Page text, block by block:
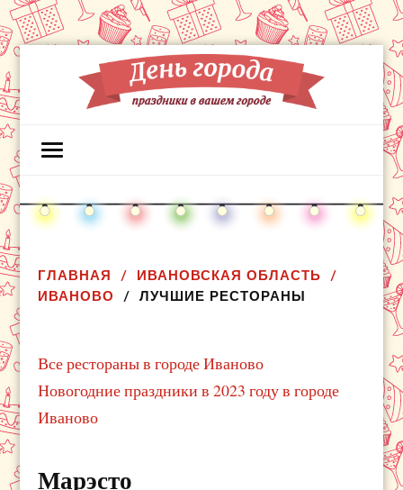
ГЛАВНАЯ
ИВАНОВСКАЯ ОБЛАСТЬ
ИВАНОВО
ЛУЧШИЕ РЕСТОРАНЫ
Все рестораны в городе Иваново
Новогодние праздники в 2023 году в городе
Иваново
Марэсто